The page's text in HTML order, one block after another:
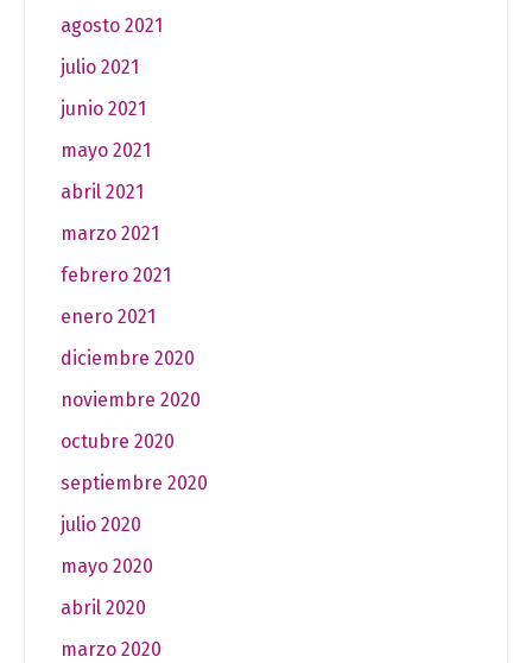
agosto 2021
julio 2021
junio 2021
mayo 2021
abril 2021
marzo 2021
febrero 2021
enero 2021
diciembre 2020
noviembre 2020
octubre 2020
septiembre 2020
julio 2020
mayo 2020
abril 2020
marzo 2020